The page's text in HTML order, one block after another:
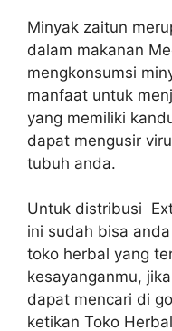
Minyak zaitun
dalam makanan
mengkonsumsi
manfaat untuk
yang memiliki
dapat mengusir
tubuh anda.
Untuk distribusi
ini sudah bisa
toko herbal yang
kesayanganmu,
dapat mencari di
ketikan Toko